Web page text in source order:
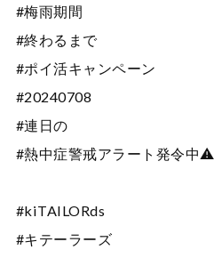
#梅雨期間
#終わるまで
#ポイ活キャンペーン
#20240708
#連日の
#熱中症警戒アラート発令中⚠️
#kiTAILORds
#キテーラーズ